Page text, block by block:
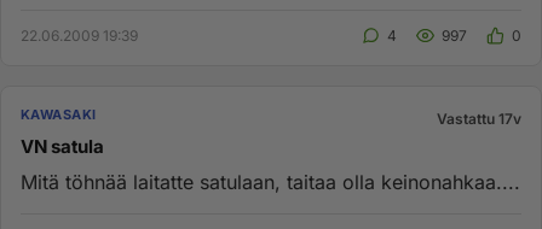
22.06.2009 19:39 4 997 0
KAWASAKI Vastattu 17v
VN satula
Mitä töhnää laitatte satulaan, taitaa olla keinonahkaa....